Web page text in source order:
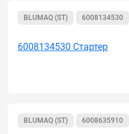
BLUMAQ (ST) 6008134530
6008134530 Стартер
BLUMAQ (ST) 6008635910